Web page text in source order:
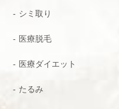
シミ取り
医療脱毛
医療ダイエット
たるみ